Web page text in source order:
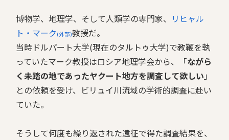
博物学、地理学、そして人類学の専門家、 リヒャル
ト・マーク (外部)教授だ。
当時ドルパート大学(現在のタルトゥ大学)で教鞭を執
っていたマーク教授はロシア地理学会から、「ながら
く未踏の地であったヤクート地方を調査して欲しい 」
との依頼を受け、ビリュイ川流域の学術的調査に赴い
ていた。
そうして何度も繰り返された遠征で得た調査結果を、